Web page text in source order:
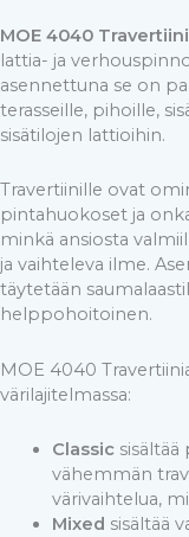
MOE 4040 Travertiini
lattia- ja
asennettuna se on
terasseille, pihoille,
sisätilojen lattioihin.
Travertiinille ovat
pintahuokoset ja
minkä ansiosta
ja vaihteleva ilme.
täytetään
helppohoitoinen.
MOE 4040
värilajitelmassa:
Classicsisältää
vähemmän
värivaihtelua,
Mixed sisältää